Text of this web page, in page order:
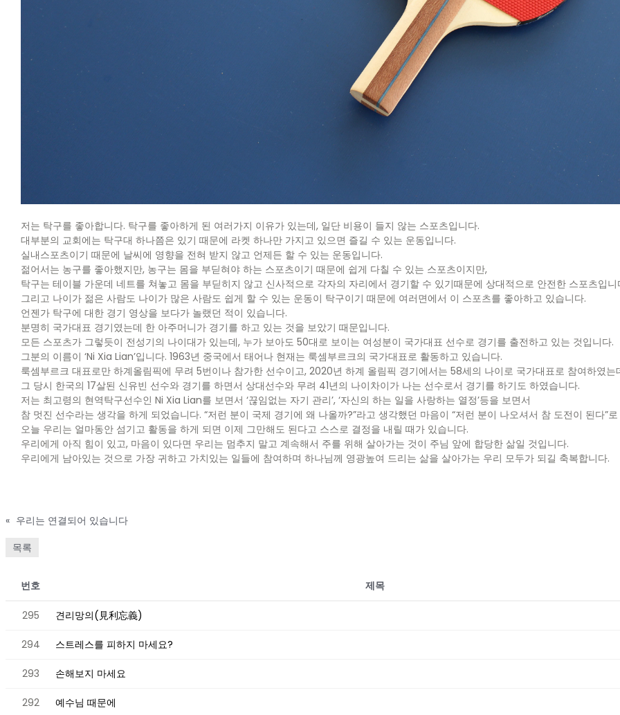
저는 탁구를 좋아합니다. 탁구를 좋아하게 된 여러가지 이유가 있는데, 일단 비용이 들지 않는 스포츠입니다.
대부분의 교회에는 탁구대 하나쯤은 있기 때문에 라켓 하나만 가지고 있으면 즐길 수 있는 운동입니다.
실내스포츠이기 때문에 날씨에 영향을 전혀 받지 않고 언제든 할 수 있는 운동입니다.
젊어서는 농구를 좋아했지만, 농구는 몸을 부딛혀야 하는 스포츠이기 때문에 쉽게 다칠 수 있는 스포츠이지만,
탁구는 테이블 가운데 네트를 쳐놓고 몸을 부딛히지 않고 신사적으로 각자의 자리에서 경기할 수 있기때문에 상대적으로 안전한 스포츠입니
그리고 나이가 젊은 사람도 나이가 많은 사람도 쉽게 할 수 있는 운동이 탁구이기 때문에 여러면에서 이 스포츠를 좋아하고 있습니다.
언젠가 탁구에 대한 경기 영상을 보다가 놀랬던 적이 있습니다.
분명히 국가대표 경기였는데 한 아주머니가 경기를 하고 있는 것을 보았기 때문입니다.
모든 스포츠가 그렇듯이 전성기의 나이대가 있는데, 누가 보아도 50대로 보이는 여성분이 국가대표 선수로 경기를 출전하고 있는 것입니다.
그분의 이름이 ‘Ni Xia Lian’입니다. 1963년 중국에서 태어나 현재는 룩셈부르크의 국가대표로 활동하고 있습니다.
룩셈부르크 대표로만 하계올림픽에 무려 5번이나 참가한 선수이고, 2020년 하계 올림픽 경기에서는 58세의 나이로 국가대표로 참여하였는
그 당시 한국의 17살된 신유빈 선수와 경기를 하면서 상대선수와 무려 41년의 나이차이가 나는 선수로서 경기를 하기도 하였습니다.
저는 최고령의 현역탁구선수인 Ni Xia Lian를 보면서 ‘끊임없는 자기 관리’, ‘자신의 하는 일을 사랑하는 열정’등을 보면서
참 멋진 선수라는 생각을 하게 되었습니다. “저런 분이 국제 경기에 왜 나올까?”라고 생각했던 마음이 “저런 분이 나오셔서 참 도전이 된다”
오늘 우리는 얼마동안 섬기고 활동을 하게 되면 이제 그만해도 된다고 스스로 결정을 내릴 때가 있습니다.
우리에게 아직 힘이 있고, 마음이 있다면 우리는 멈추지 말고 계속해서 주를 위해 살아가는 것이 주님 앞에 합당한 삶일 것입니다.
우리에게 남아있는 것으로 가장 귀하고 가치있는 일들에 참여하며 하나님께 영광높여 드리는 삶을 살아가는 우리 모두가 되길 축복합니다.
« 우리는 연결되어 있습니다
목록
번호 제목
295 견리망의(見利忘義)
294 스트레스를 피하지 마세요?
293 손해보지 마세요
292 예수님 때문에